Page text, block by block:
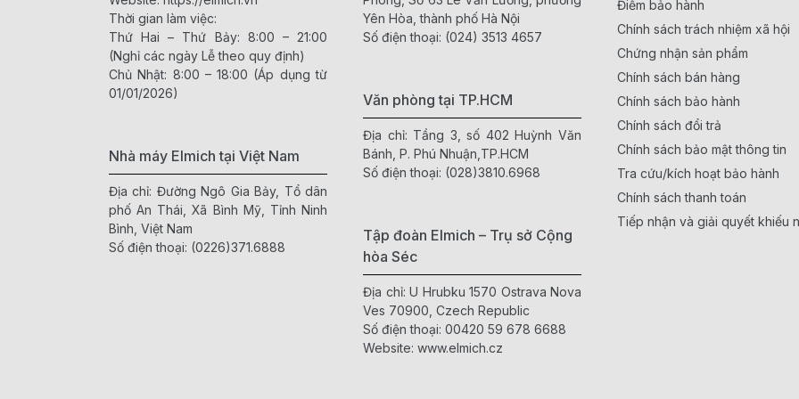
Thời gian làm việc:
Thứ Hai – Thứ Bảy: 8:00 – 21:00
(Nghỉ các ngày Lễ theo quy định)
Chủ Nhật: 8:00 – 18:00 (Áp dụng từ
01/01/2026)
Nhà máy Elmich tại Việt Nam
Địa chỉ: Đường Ngô Gia Bảy, Tổ dân
phố An Thái, Xã Bình Mỹ, Tỉnh Ninh
Bình, Việt Nam
Số điện thoại: (0226)371.6888
Yên Hòa, thành phố Hà Nội
Số điện thoại: (024) 3513 4657
Văn phòng tại TP.HCM
Địa chỉ: Tầng 3, số 402 Huỳnh Văn
Bánh, P. Phú Nhuận,TP.HCM
Số điện thoại: (028)3810.6968
Tập đoàn Elmich – Trụ sở Cộng
hòa Séc
Địa chỉ: U Hrubku 1570 Ostrava Nova
Ves 70900, Czech Republic
Số điện thoại: 00420 59 678 6688
Website: www.elmich.cz
Điểm bảo hành
Chính sách trách nhiệm xã hội
Chứng nhận sản phẩm
Chính sách bán hàng
Chính sách bảo hành
Chính sách đổi trả
Chính sách bảo mật thông tin
Tra cứu/kích hoạt bảo hành
Chính sách thanh toán
Tiếp nhận và giải quyết khiếu